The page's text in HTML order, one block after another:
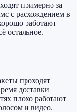
примерно за
с расхождением в
работают
остальное.
проходят
доставки
плохо работают
и видео.